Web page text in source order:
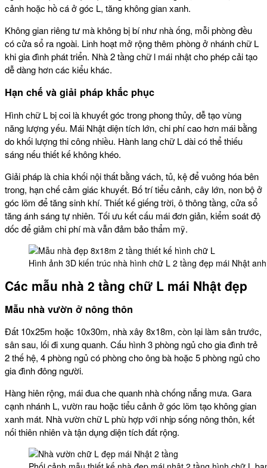
cảnh hoặc hồ cá ở góc L, tăng không gian xanh.
Không gian riêng tư mà không bị bí như nhà ống, mỗi phòng đều
có cửa sổ ra ngoài. Linh hoạt mở rộng thêm phòng ở nhánh chữ L
khi gia đình phát triển. Nhà 2 tầng chữ l mái nhật cho phép cải tạo
dễ dàng hơn các kiểu khác.
Hạn chế và giải pháp khắc phục
Hình chữ L bị coi là khuyết góc trong phong thủy, dễ tạo vùng
năng lượng yếu. Mái Nhật diện tích lớn, chi phí cao hơn mái bằng
do khối lượng thi công nhiều. Hành lang chữ L dài có thể thiếu
sáng nếu thiết kế không khéo.
Giải pháp là chia khối nội thất bằng vách, tủ, kệ để vuông hóa bên
trong, hạn chế cảm giác khuyết. Bố trí tiểu cảnh, cây lớn, non bộ ở
góc lõm để tăng sinh khí. Thiết kế giếng trời, ô thông tầng, cửa sổ
tăng ánh sáng tự nhiên. Tối ưu kết cấu mái đơn giản, kiểm soát độ
dốc để giảm chi phí mà vẫn đảm bảo thẩm mỹ.
Hình ảnh 3D kiến trúc nhà hình chữ L 2 tầng đẹp mái Nhật
Các mẫu nhà 2 tầng chữ L mái Nhật đẹp
Mẫu nhà vườn ở nông thôn
Đất 10x25m hoặc 10x30m, nhà xây 8x18m, còn lại làm sân trước,
sân sau, lối đi xung quanh. Cấu hình 3 phòng ngủ cho gia đình trẻ
2 thế hệ, 4 phòng ngủ có phòng cho ông bà hoặc 5 phòng ngủ cho
gia đình đông người.
Hàng hiên rộng, mái đua che quanh nhà chống nắng mưa. Gara
cạnh nhánh L, vườn rau hoặc tiểu cảnh ở góc lõm tạo không gian
xanh mát. Nhà vườn chữ L phù hợp với nhịp sống nông thôn, kết
nối thiên nhiên và tận dụng diện tích đất rộng.